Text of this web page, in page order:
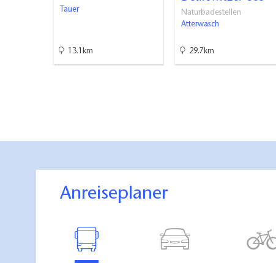
Tauer
13.1km
Naturbadestellen
Atterwasch
29.7km
Anreiseplaner